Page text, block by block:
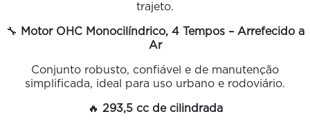
trajeto.
🔧 Motor OHC Monocilíndrico, 4 Tempos – Arrefecido a
Ar
Conjunto robusto, confiável e de manutenção
simplificada, ideal para uso urbano e rodoviário.
🔥 293,5 cc de cilindrada